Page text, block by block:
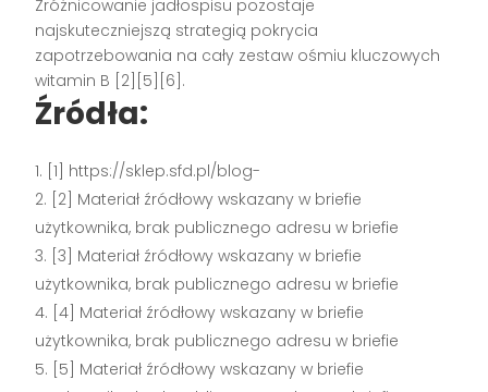
Zróżnicowanie jadłospisu pozostaje
najskuteczniejszą strategią pokrycia
zapotrzebowania na cały zestaw ośmiu kluczowych
witamin B [2][5][6].
Źródła:
[1] https://sklep.sfd.pl/blog-
[2] Materiał źródłowy wskazany w briefie
użytkownika, brak publicznego adresu w briefie
[3] Materiał źródłowy wskazany w briefie
użytkownika, brak publicznego adresu w briefie
[4] Materiał źródłowy wskazany w briefie
użytkownika, brak publicznego adresu w briefie
[5] Materiał źródłowy wskazany w briefie